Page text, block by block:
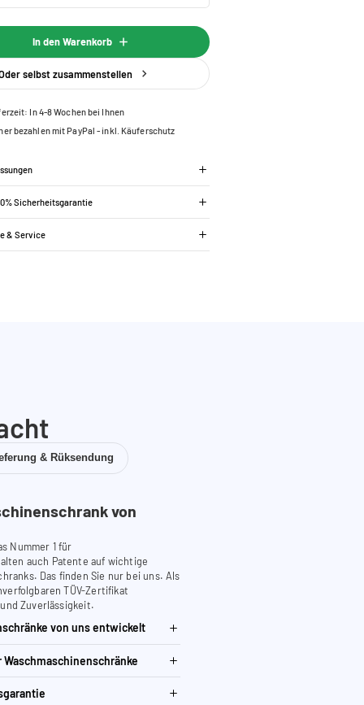
In den Warenkorb
selbst zusammenstellen
In 4-8 Wochen bei Ihnen
bezahlen mit PayPal - inkl. Käuferschutz
Sicherheitsgarantie
& Service
& Rüksendung
von
Nummer 1 für
auch Patente auf wichtige
Das finden Sie nur bei uns. Als
TÜV-Zertifikat
Zuverlässigkeit.
von uns entwickelt